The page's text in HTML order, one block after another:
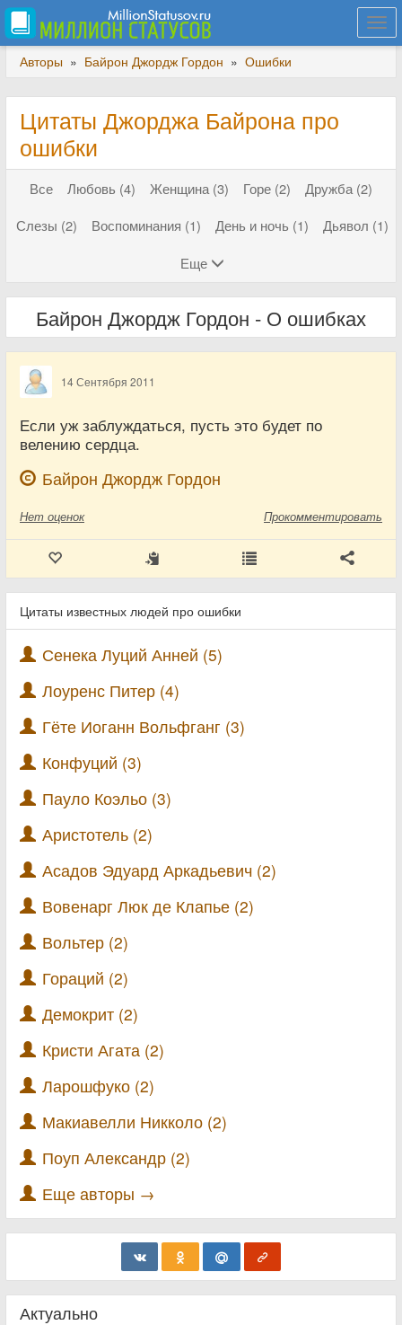
Авторы » Байрон Джордж Гордон » Ошибки
Цитаты Джорджа Байрона про
ошибки
Все Любовь (4) Женщина (3) Горе (2)
Дружба (2)
Слезы (2)
Воспоминания (1) День и ночь (1)
Дьявол (1)
Еще
Байрон Джордж Гордон - О ошибках
14 Сентября 2011
Если уж заблуждаться, пусть это будет по
велению сердца.
Байрон Джордж Гордон
Нет оценок Прокомментировать
Цитаты известных людей про ошибки
Сенека Луций Анней (5)
Лоуренс Питер (4)
Гёте Иоганн Вольфганг (3)
Конфуций (3)
Пауло Коэльо (3)
Аристотель (2)
Асадов Эдуард Аркадьевич (2)
Вовенарг Люк де Клапье (2)
Вольтер (2)
Гораций (2)
Демокрит (2)
Кристи Агата (2)
Ларошфуко (2)
Макиавелли Никколо (2)
Поуп Александр (2)
Еще авторы →
Актуально